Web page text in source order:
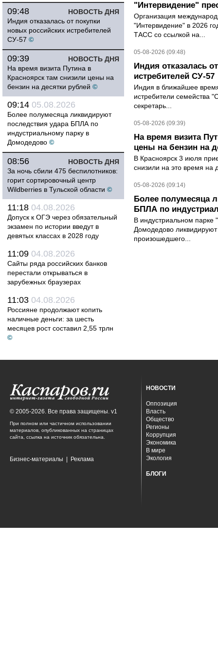
НОВОСТЬ ДНЯ
09:48
Индия отказалась от покупки
новых российских истребителей
СУ-57 ©
НОВОСТЬ ДНЯ
09:39
На время визита Путина в
Красноярск там снизили цены на
бензин на десятки рублей ©
09:14 05.08.2026
Более полумесяца ликвидируют
последствия удара БПЛА по
индустриальному парку в
Домодедово ©
НОВОСТЬ ДНЯ
08:56
За ночь сбили 475 беспилотников:
горит сортировочный центр
Wildberries в Тульской области ©
11:18 04.08.2026
Допуск к ОГЭ через обязательный
экзамен по истории введут в
девятых классах в 2028 году
11:09 04.08.2026
Сайты ряда российских банков
перестали открываться в
зарубежных браузерах
11:03 04.08.2026
Россияне продолжают копить
наличные деньги: за шесть
месяцев рост составил 2,55 трлн
©
"Интервидение"
Организация
"Интервидение" в 2026
ТАСС со ссылкой на...
05-08-2026 (09:48)
Индия отказалась
истребителей СУ-57
Индия в ближайшее
истребители семейства
секретарь...
05-08-2026 (09:39)
На время визита
цены на бензин на
В Красноярск 3 июля
снизили на это время на
05-08-2026 (09:14)
Более полумесяца
БПЛА по
В индустриальном
Домодедово
произошедшего...
© 2005-2026. Все права защищены. v1
При полном или частичном использовании
материалов, опубликованных на страницах
сайта, ссылка на источник обязательна.
Бизнес-материалы Реклама
НОВОСТИ
Оппозиция
Власть
Общество
Регионы
Коррупция
Экономика
В мире
Экология
БЛОГИ